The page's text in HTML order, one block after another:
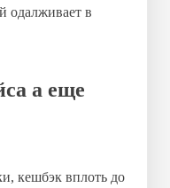
одалживает в
а еще
кешбэк вплоть до